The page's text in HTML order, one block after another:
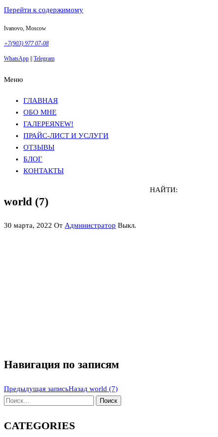
Перейти к содержимому
Ivanovo, Moscow
+7(903) 977 07-08
WhatsApp Telegram
Меню
ГЛАВНАЯ
ОБО МНЕ
ГАЛЕРЕЯNEW!
ПРАЙС-ЛИСТ И УСЛУГИ
ОТЗЫВЫ
БЛОГ
КОНТАКТЫ
world (7)
30 марта, 2022 От Администратор Выкл.
Навигация по записям
Предыдущая записьНазад world (7)
НАЙТИ:
CATEGORIES